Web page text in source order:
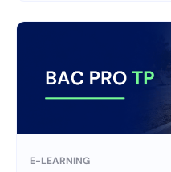
E-LEARNING